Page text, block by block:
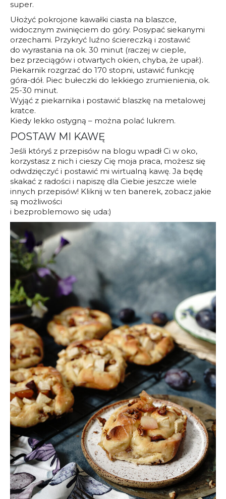
super.
Ułożyć pokrojone kawałki ciasta na blaszce,
widocznym zwinięciem do góry. Posypać siekanymi
orzechami. Przykryć luźno ściereczką i zostawić
do wyrastania na ok. 30 minut (raczej w cieple,
bez przeciągów i otwartych okien, chyba, że upał:).
Piekarnik rozgrzać do 170 stopni, ustawić funkcję
góra-dół. Piec bułeczki do lekkiego zrumienienia, ok.
25-30 minut.
Wyjąć z piekarnika i postawić blaszkę na metalowej
kratce.
Kiedy lekko ostygną – można polać lukrem.
POSTAW MI KAWĘ
Jeśli któryś z przepisów na blogu wpadł Ci w oko,
korzystasz z nich i cieszy Cię moja praca, możesz się
odwdzięczyć i postawić mi wirtualną kawę. Ja będę
skakać z radości i napiszę dla Ciebie jeszcze wiele
innych przepisów! Kliknij w ten banerek, zobacz jakie
są możliwości
i bezproblemowo się uda:)